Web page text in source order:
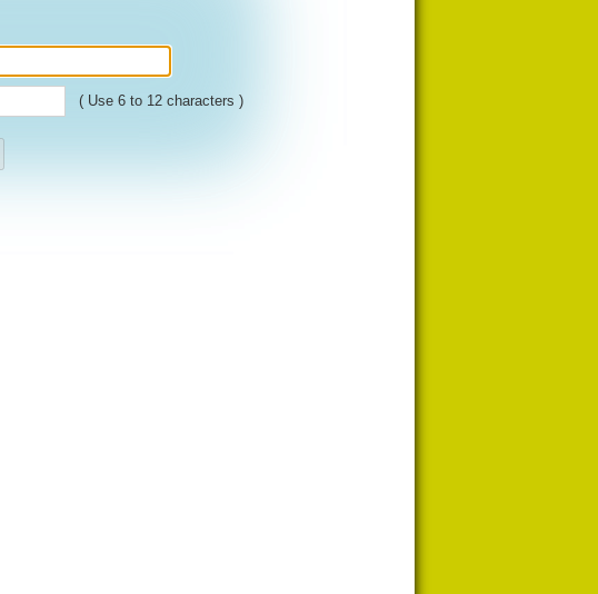
( Use 6 to 12 characters )